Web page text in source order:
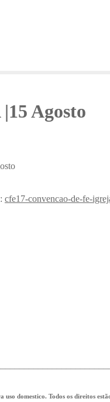
Agosto
cfe17-convencao-de-fe-
domestico. Todos os direitos